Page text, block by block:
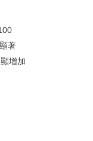
著
增加